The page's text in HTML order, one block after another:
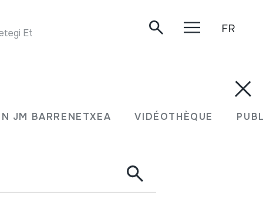
JM BARRENETXEA VIDÉOTHÈQUE
Etxeberri, 1984.
FR